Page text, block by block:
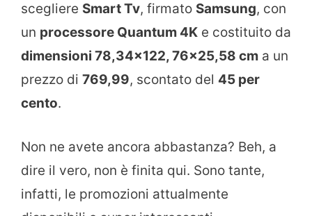
scegliere Smart Tv, firmato Samsung, con
un processore Quantum 4K e costituito da
dimensioni 78,34×122, 76×25,58 cm a un
prezzo di 769,99, scontato del 45 per
cento.
Non ne avete ancora abbastanza? Beh, a
dire il vero, non è finita qui. Sono tante,
infatti, le promozioni attualmente